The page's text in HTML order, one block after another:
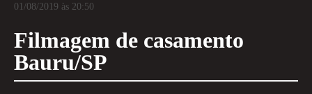
01/08/2019 às 20:50
Filmagem de casamento
Bauru/SP